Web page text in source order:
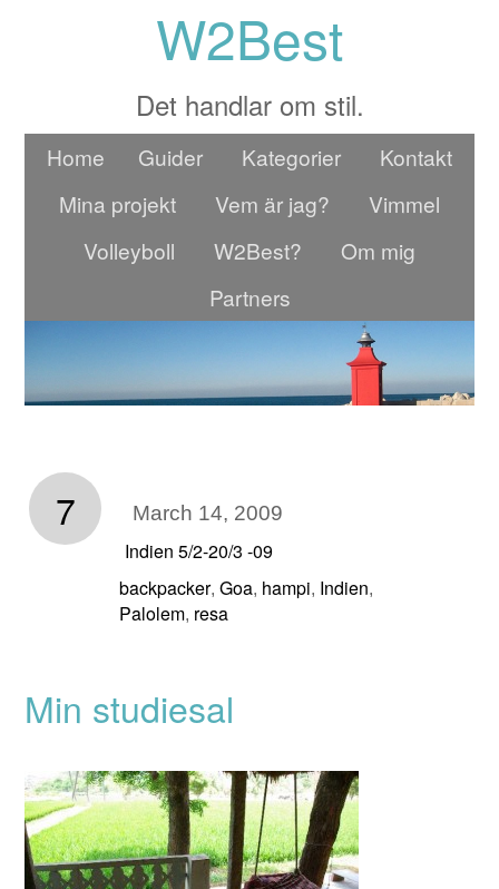
W2Best
Det handlar om stil.
Home Guider Kategorier
Kontakt
Mina projekt
Vem är jag?
Vimmel
Volleyboll
W2Best?
Om mig
Partners
7 March 14, 2009
Indien 5/2-20/3 -09
backpacker,Goa, hampi, Indien,
Palolem, resa
Min studiesal